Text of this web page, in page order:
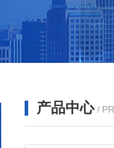
产品中心 /